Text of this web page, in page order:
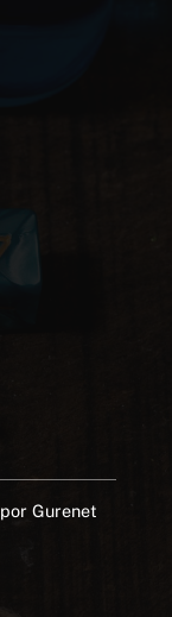
por Gurenet